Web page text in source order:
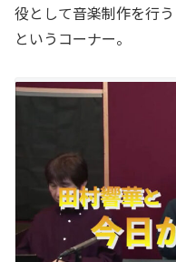
役として音楽制作を行
というコーナー。